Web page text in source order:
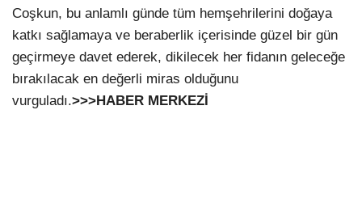
Coşkun, bu anlamlı günde tüm hemşehrilerini doğaya
katkı sağlamaya ve beraberlik içerisinde güzel bir gün
geçirmeye davet ederek, dikilecek her fidanın geleceğe
bırakılacak en değerli miras olduğunu
vurguladı.>>>HABER MERKEZİ